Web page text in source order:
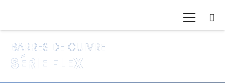
BARRES DE CUIVRE
SÉRIE FLEX